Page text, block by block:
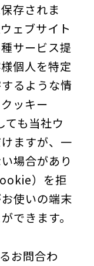
存されま
ェブサイト
サービス提
個人を特定
るような情
ッキー
ても当社ウ
ますが、一
場合があり
）を拒
使いの端末
できます。
お問合わ